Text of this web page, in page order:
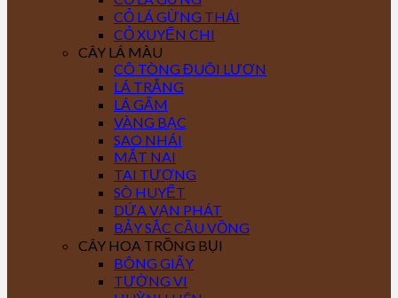
CỎ LÁ GỪNG THÁI
CỎ XUYẾN CHI
CÂY LÁ MÀU
CÔ TÒNG ĐUÔI LƯƠN
LÁ TRẮNG
LÁ GẤM
VÀNG BẠC
SAO NHÁI
MẮT NAI
TAI TƯỢNG
SÒ HUYẾT
DỨA VẠN PHÁT
BẢY SẮC CẦU VỒNG
CÂY HOA TRỒNG BỤI
BÔNG GIẤY
TƯỜNG VI